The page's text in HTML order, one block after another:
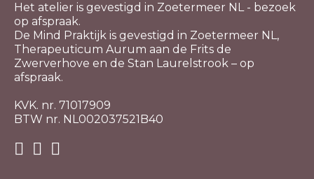
Het atelier is gevestigd in Zoetermeer NL - bezoek
op afspraak.
De Mind Praktijk is gevestigd in Zoetermeer NL,
Therapeuticum Aurum aan de Frits de
Zwerverhove en de Stan Laurelstrook – op
afspraak.
KVK. nr. 71017909
BTW nr. NL002037521B40